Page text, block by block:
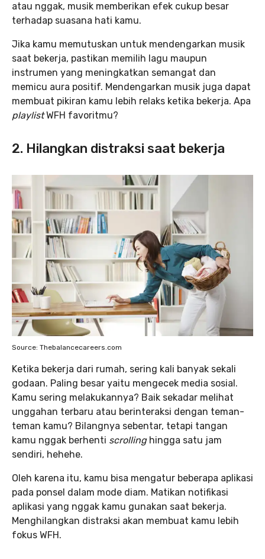
atau nggak, musik memberikan efek cukup besar
terhadap suasana hati kamu.
Jika kamu memutuskan untuk mendengarkan musik
saat bekerja, pastikan memilih lagu maupun
instrumen yang meningkatkan semangat dan
memicu aura positif. Mendengarkan musik juga dapat
membuat pikiran kamu lebih relaks ketika bekerja. Apa
playlistWFH favoritmu?
2. Hilangkan distraksi saat bekerja
Source: Thebalancecareers.com
Ketika bekerja dari rumah, sering kali banyak sekali
godaan. Paling besar yaitu mengecek media sosial.
Kamu sering melakukannya? Baik sekadar melihat
unggahan terbaru atau berinteraksi dengan teman-
teman kamu? Bilangnya sebentar, tetapi tangan
kamu nggak berhenti scrollinghingga satu jam
sendiri, hehehe.
Oleh karena itu, kamu bisa mengatur beberapa aplikasi
pada ponsel dalam mode diam. Matikan notifikasi
aplikasi yang nggak kamu gunakan saat bekerja.
Menghilangkan distraksi akan membuat kamu lebih
fokus WFH.